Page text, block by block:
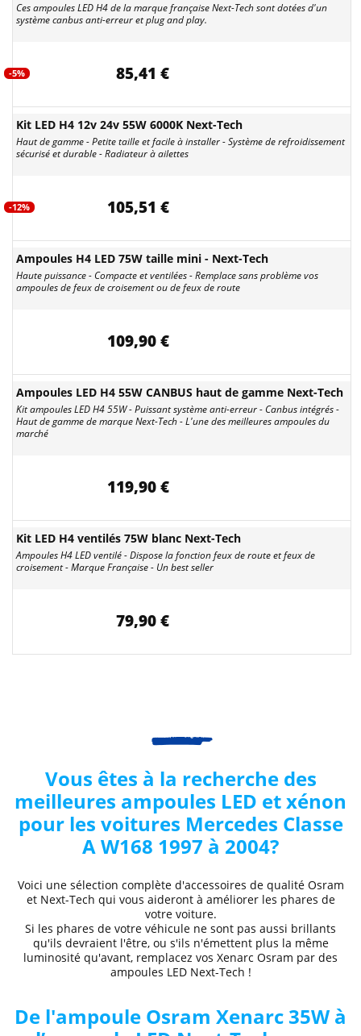
Ces ampoules LED H4 de la marque française Next-Tech sont dotées d'un
système canbus anti-erreur et plug and play.
-5% 85,41 €
Kit LED H4 12v 24v 55W 6000K Next-Tech
Haut de gamme - Petite taille et facile à installer - Système de refroidissement
sécurisé et durable - Radiateur à ailettes
-12% 105,51 €
Ampoules H4 LED 75W taille mini - Next-Tech
Haute puissance - Compacte et ventilées - Remplace sans problème vos
ampoules de feux de croisement ou de feux de route
109,90 €
Ampoules LED H4 55W CANBUS haut de gamme Next-Tech
Kit ampoules LED H4 55W - Puissant système anti-erreur - Canbus intégrés -
Haut de gamme de marque Next-Tech - L'une des meilleures ampoules du
marché
119,90 €
Kit LED H4 ventilés 75W blanc Next-Tech
Ampoules H4 LED ventilé - Dispose la fonction feux de route et feux de
croisement - Marque Française - Un best seller
79,90 €
Vous êtes à la recherche des
meilleures ampoules LED et xénon
pour les voitures Mercedes Classe
A W168 1997 à 2004?
Voici une sélection complète d'accessoires de qualité Osram
et Next-Tech qui vous aideront à améliorer les phares de
votre voiture.
Si les phares de votre véhicule ne sont pas aussi brillants
qu'ils devraient l'être, ou s'ils n'émettent plus la même
luminosité qu'avant, remplacez vos Xenarc Osram par des
ampoules LED Next-Tech !
De l'ampoule Osram Xenarc 35W à